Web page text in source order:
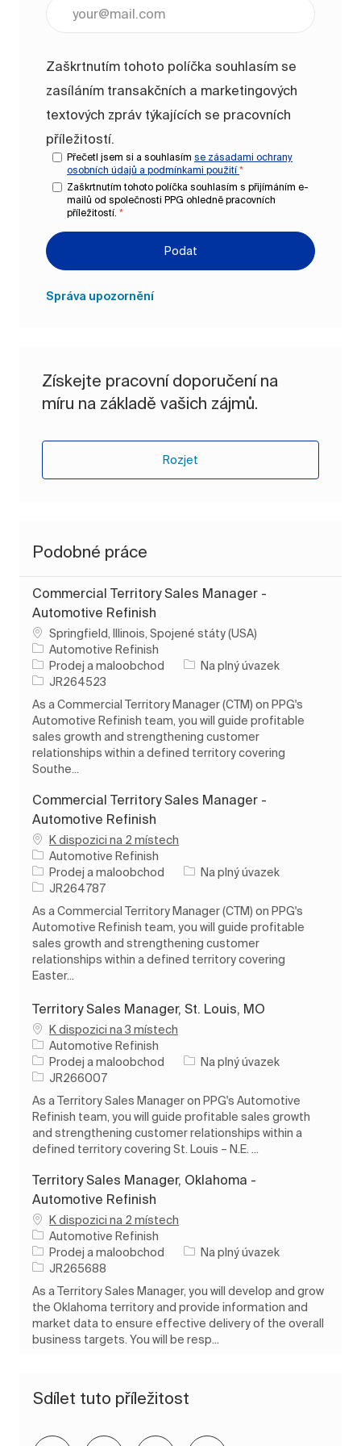
Zaškrtnutím tohoto políčka souhlasím se
zasíláním transakčních a marketingových
textových zpráv týkajících se pracovních
příležitostí.
Přečetl jsem si a souhlasím se zásadami ochrany
osobních údajů a podmínkami použití *
Zaškrtnutím tohoto políčka souhlasím s přijímáním e-
mailů od společnosti PPG ohledně pracovních
příležitostí. *
Podat
Správa upozornění
Získejte pracovní doporučení na
míru na základě vašich zájmů.
Rozjet
Podobné práce
Commercial Territory Sales Manager -
Automotive Refinish
Umístění
Springfield, Illinois, Spojené státy (USA)
Automotive Refinish
Kategorie
Prodej a maloobchod Typ úlohy
Na plný úvazek
ID úlohy
JR264523
As a Commercial Territory Manager (CTM) on PPG's
Automotive Refinish team, you will guide profitable
sales growth and strengthening customer
relationships within a defined territory covering
Southe...
Commercial Territory Sales Manager -
Automotive Refinish
K dispozici na 2 místech
Automotive Refinish
Kategorie
Prodej a maloobchod Typ úlohy
Na plný úvazek
ID úlohy
JR264787
As a Commercial Territory Manager (CTM) on PPG's
Automotive Refinish team, you will guide profitable
sales growth and strengthening customer
relationships within a defined territory covering
Easter...
Territory Sales Manager, St. Louis, MO
K dispozici na 3 místech
Automotive Refinish
Kategorie
Prodej a maloobchod Typ úlohy
Na plný úvazek
ID úlohy
JR266007
As a Territory Sales Manager on PPG's Automotive
Refinish team, you will guide profitable sales growth
and strengthening customer relationships within a
defined territory covering St. Louis – N.E. ...
Territory Sales Manager, Oklahoma -
Automotive Refinish
K dispozici na 2 místech
Automotive Refinish
Kategorie
Prodej a maloobchod Typ úlohy
Na plný úvazek
ID úlohy
JR265688
As a Territory Sales Manager, you will develop and grow
the Oklahoma territory and provide information and
market data to ensure effective delivery of the overall
business targets. You will be resp...
Sdílet tuto příležitost